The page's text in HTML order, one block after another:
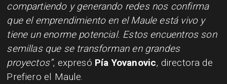
compartiendo y generando redes nos confirma
que el emprendimiento en el Maule está vivo y
tiene un enorme potencial. Estos encuentros son
semillas que se transforman en grandes
proyectos”, expresó Pía Yovanovic, directora de
Prefiero el Maule.